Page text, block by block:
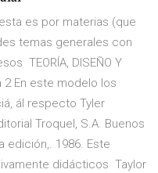
es por materias (que
temas generales con
TEORÍA, DISEÑO Y
2 En este modelo los
ál respecto Tyler
Troquel, S.A. Buenos
edición,. 1986. Este
didácticos Taylor